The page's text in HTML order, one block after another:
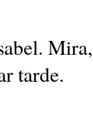
tarde.